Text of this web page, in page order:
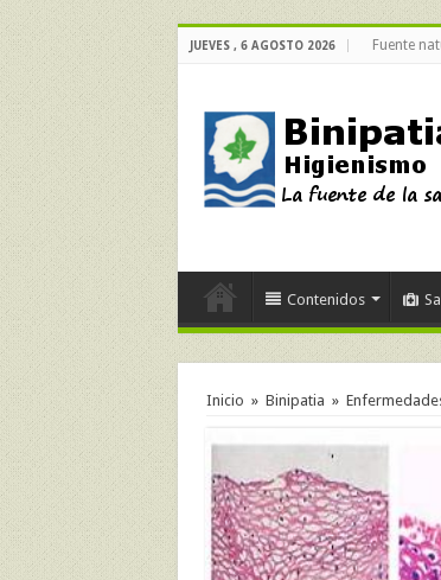
JUEVES , 6 AGOSTO 2026 Fuente
Contenidos
Inicio » Binipatia »